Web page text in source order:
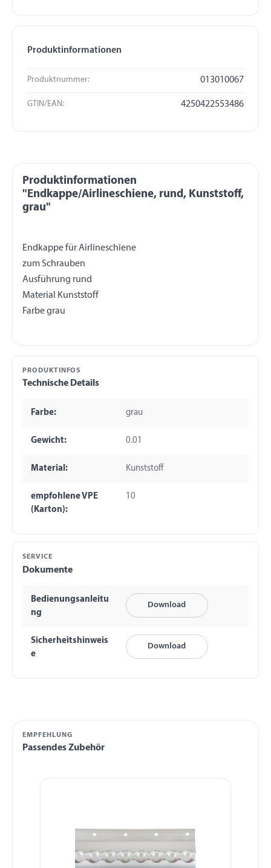
Produktinformationen
Produktnummer: 013010067
GTIN/EAN: 4250422553486
Produktinformationen
"Endkappe/Airlineschiene, rund, Kunststoff,
grau"
Endkappe für Airlineschiene
zum Schrauben
Ausführung rund
Material Kunststoff
PRODUKTINFOS
Technische Details
Farbe: grau
Gewicht: 0.01
Material: Kunststoff
empfohlene VPE
(Karton):
10
SERVICE
Dokumente
Bedienungsanleitu
ng
Download
Sicherheitshinweis
e
Download
EMPFEHLUNG
Passendes Zubehör